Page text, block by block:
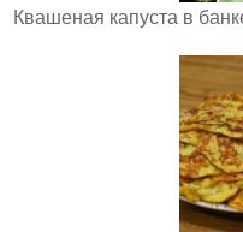
Квашеная капуста в